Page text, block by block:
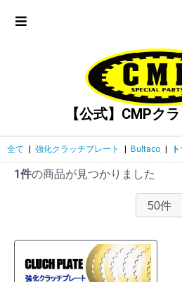
【公式】CMPク
全て 強化クラッチプレート Bultaco
1件の商品が見つかりました